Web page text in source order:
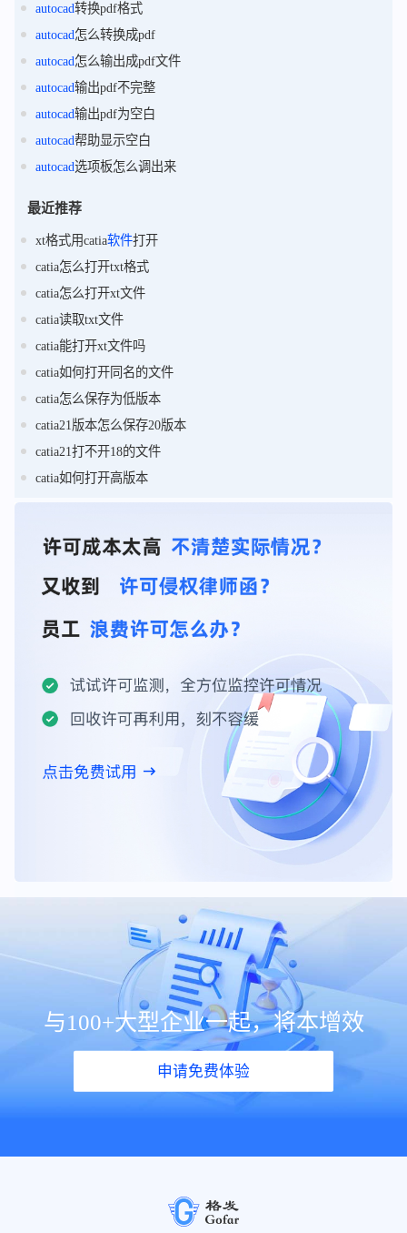
autocad转换pdf格式
autocad怎么转换成pdf
autocad怎么输出成pdf文件
autocad输出pdf不完整
autocad输出pdf为空白
autocad帮助显示空白
autocad选项板怎么调出来
最近推荐
xt格式用catia软件打开
catia怎么打开txt格式
catia怎么打开xt文件
catia读取txt文件
catia能打开xt文件吗
catia如何打开同名的文件
catia怎么保存为低版本
catia21版本怎么保存20版本
catia21打不开18的文件
catia如何打开高版本
与100+大型企业一起，将本增效
申请免费体验